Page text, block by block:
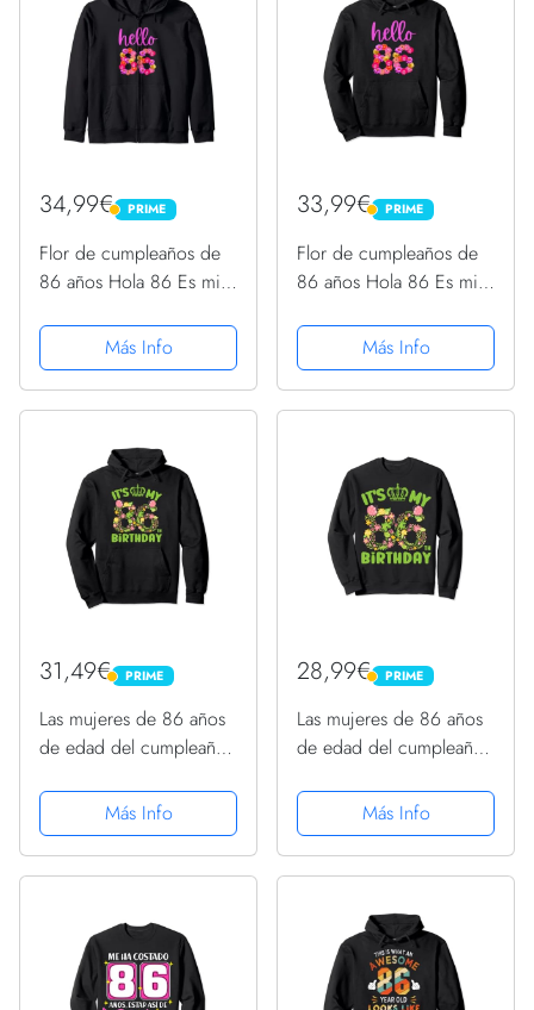
34,99€ PRIME
PRIME
Flor de cumpleaños de
86 años Hola 86 Es mi
Sudadera con Capucha
Más Info
33,99€ PRIME
PRIME
Flor de cumpleaños de
86 años Hola 86 Es mi
Sudadera con Capucha
Más Info
31,49€ PRIME
PRIME
Las mujeres de 86 años
de edad del cumpleaños
86 Sudadera con
Capucha
Más Info
28,99€ PRIME
PRIME
Las mujeres de 86 años
de edad del cumpleaños
86 SudaderaMás Info